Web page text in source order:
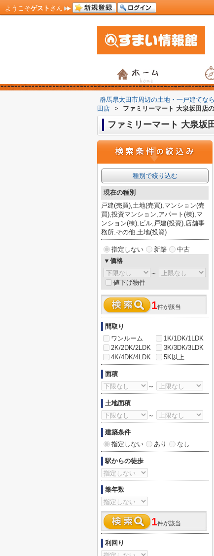
ようこそゲスト さん
群馬県太田市周辺の土地・一戸建てな
田店 > ファミリーマート 大泉坂田店
ファミリーマート 大泉坂
種別で絞り込む
現在の種別
戸建(売買),土地(売買),マンション(売
買),投資マンション,アパート(棟),マ
ンション(棟),ビル,戸建(投資),店舗事
務所,その他,土地(投資)
指定しない 新築
中古
▼価格
～
値下げ物件
1件が該当
間取り
ワンルーム
1K/1DK/1LDK
2K/2DK/2LDK
3K/3DK/3LDK
4K/4DK/4LDK
5K以上
面積
～
土地面積
～
建築条件
指定しない
あり なし
駅からの徒歩
築年数
1件が該当
利回り